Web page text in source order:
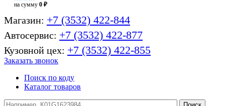
на сумму 0 ₽
Магазин: +7 (3532) 422-844
Автосервис: +7 (3532) 422-877
Кузовной цех: +7 (3532) 422-855
Заказать звонок
Поиск по коду
Каталог товаров